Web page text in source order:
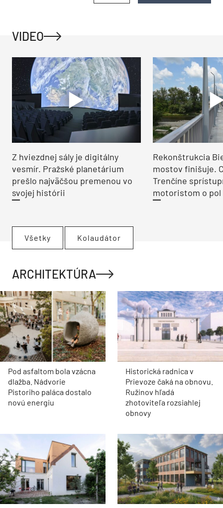
VIDEO
Z hviezdnej sály je digitálny
vesmír. Pražské planetárium
prešlo najväčšou premenou vo
svojej histórii
Rekonštrukcia
mostov finišuje.
Trenčíne
motoristom o pol
Všetky Kolaudátor
ARCHITEKTÚRA
Pod asfaltom bola vzácna
dlažba. Nádvorie
Pistoriho paláca dostalo
novú energiu
Historická radnica v
Prievoze čaká na obnovu.
Ružinov hľadá
zhotoviteľa rozsiahlej
obnovy